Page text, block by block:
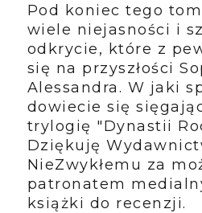
Pod koniec tego
wiele niejasności i
odkrycie, które z
się na przyszłości
Alessandra. W jaki
dowiecie się
trylogię "Dynastii
Dziękuję
NieZwykłemu za
patronatem
książki do recenzji.